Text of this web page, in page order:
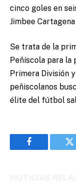
cinco goles en
Jimbee
Se trata de la
Peñíscola para la
Primera División
peñiscolanos
élite del fútbol
Facebook